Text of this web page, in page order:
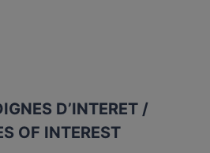
D’INTERET /
OF INTEREST